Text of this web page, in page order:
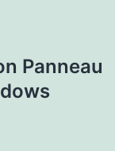
Panneau